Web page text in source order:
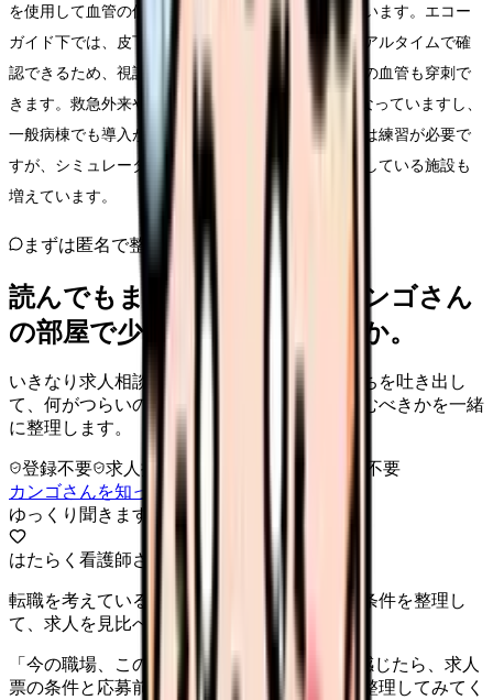
を使用して血管の位置を可視化する方法が普及しています。エコー
ガイド下では、皮下の血管の走行、深さ、太さがリアルタイムで確
認できるため、視診・触診では見つけられない深部の血管も穿刺で
きます。救急外来やICUではすでに標準的な手法になっていますし、
一般病棟でも導入が進んでいます。エコーの使用には練習が必要で
すが、シミュレーターを使ったトレーニングを提供している施設も
増えています。
まずは匿名で整理
読んでもまだ苦しいなら、カンゴさん
の部屋で少し話してみませんか。
いきなり求人相談には進みません。今の気持ちを吐き出し
て、何がつらいのか、辞めるべきか、少し休むべきかを一緒
に整理します。
登録不要 求人押し売りなし
病院名は入力不要
カンゴさんを知ってから相談する
ゆっくり聞きます
はたらく看護師さん 求人
転職を考えている看護師さんへ。まずは希望条件を整理し
て、求人を見比べられます。
「今の職場、このままでいいのかな...」そう感じたら、求人
票の条件と応募前に確認したい不安を分けて整理してみてく